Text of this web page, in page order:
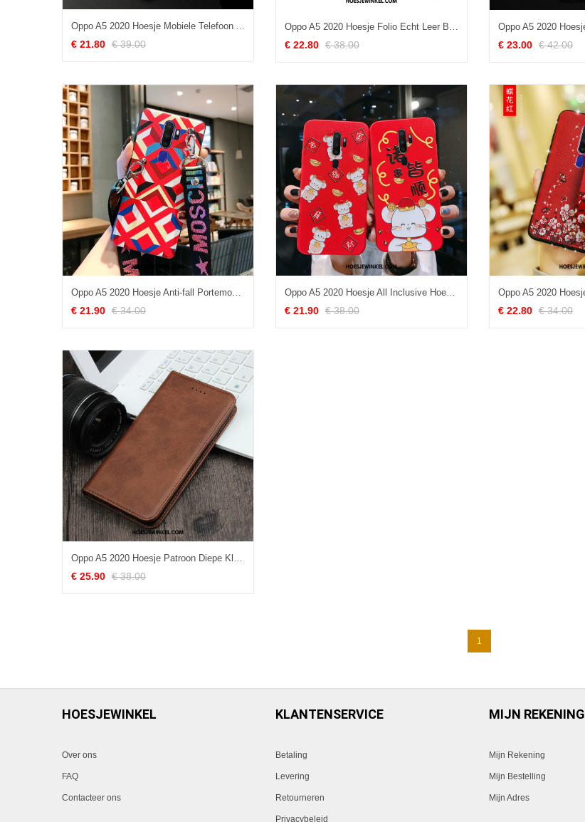
Oppo A5 2020 Hoesje Mobiele Telefoon Anti-fall Zwart, Oppo A5 2020 Hoesje Achterklep Open Het Venster
€ 21.80 € 39.00 € 22.80 € 38.00 € 23.00 € 42.00
€ 21.90 € 34.00 € 21.90 € 38.00 € 22.80 € 34.00
€ 25.90 € 38.00
1
HOESJEWINKEL
Over ons
FAQ
Contacteer ons
KLANTENSERVICE
Betaling
Levering
Retourneren
Privacybeleid
MIJN REKENING
Mijn Rekening
Mijn Bestelling
Mijn Adres